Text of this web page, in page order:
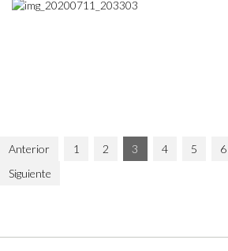
Anterior 1 2 3 4 5 6
Siguiente